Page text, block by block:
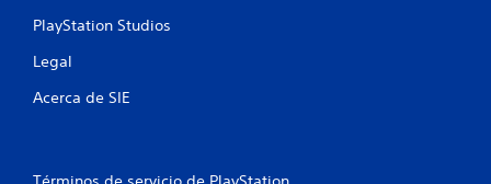
PlayStation Studios
Legal
Acerca de SIE